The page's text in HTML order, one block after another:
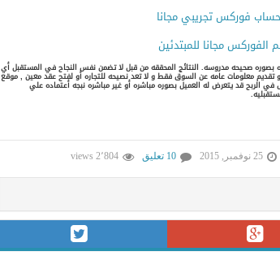
فوركس تجريبي مجانا
الفوركس مجانا للمبتدئين
بصوره صحيحه مدروسه. النتائج المحققه من قبل لا تضمن نفس النجاح في المستقبل أي
معلومات عامه عن السوق فقط و لا تعد نصيحه للتجاره أو لفتح عقد معين , موقع
قد يتعرض له العميل بصوره مباشره أو غير مباشره نبجه أعتماده علي
25 نوفمبر, 2015 10 تعليق 2٬804 views